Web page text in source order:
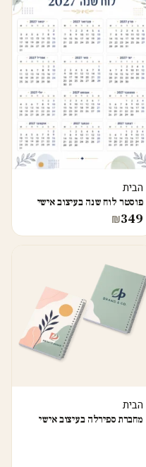
הבית
פוסטר לוח שנה בעיצוב אישי
₪349
הבית
מחברת ספירלה בעיצוב אישי